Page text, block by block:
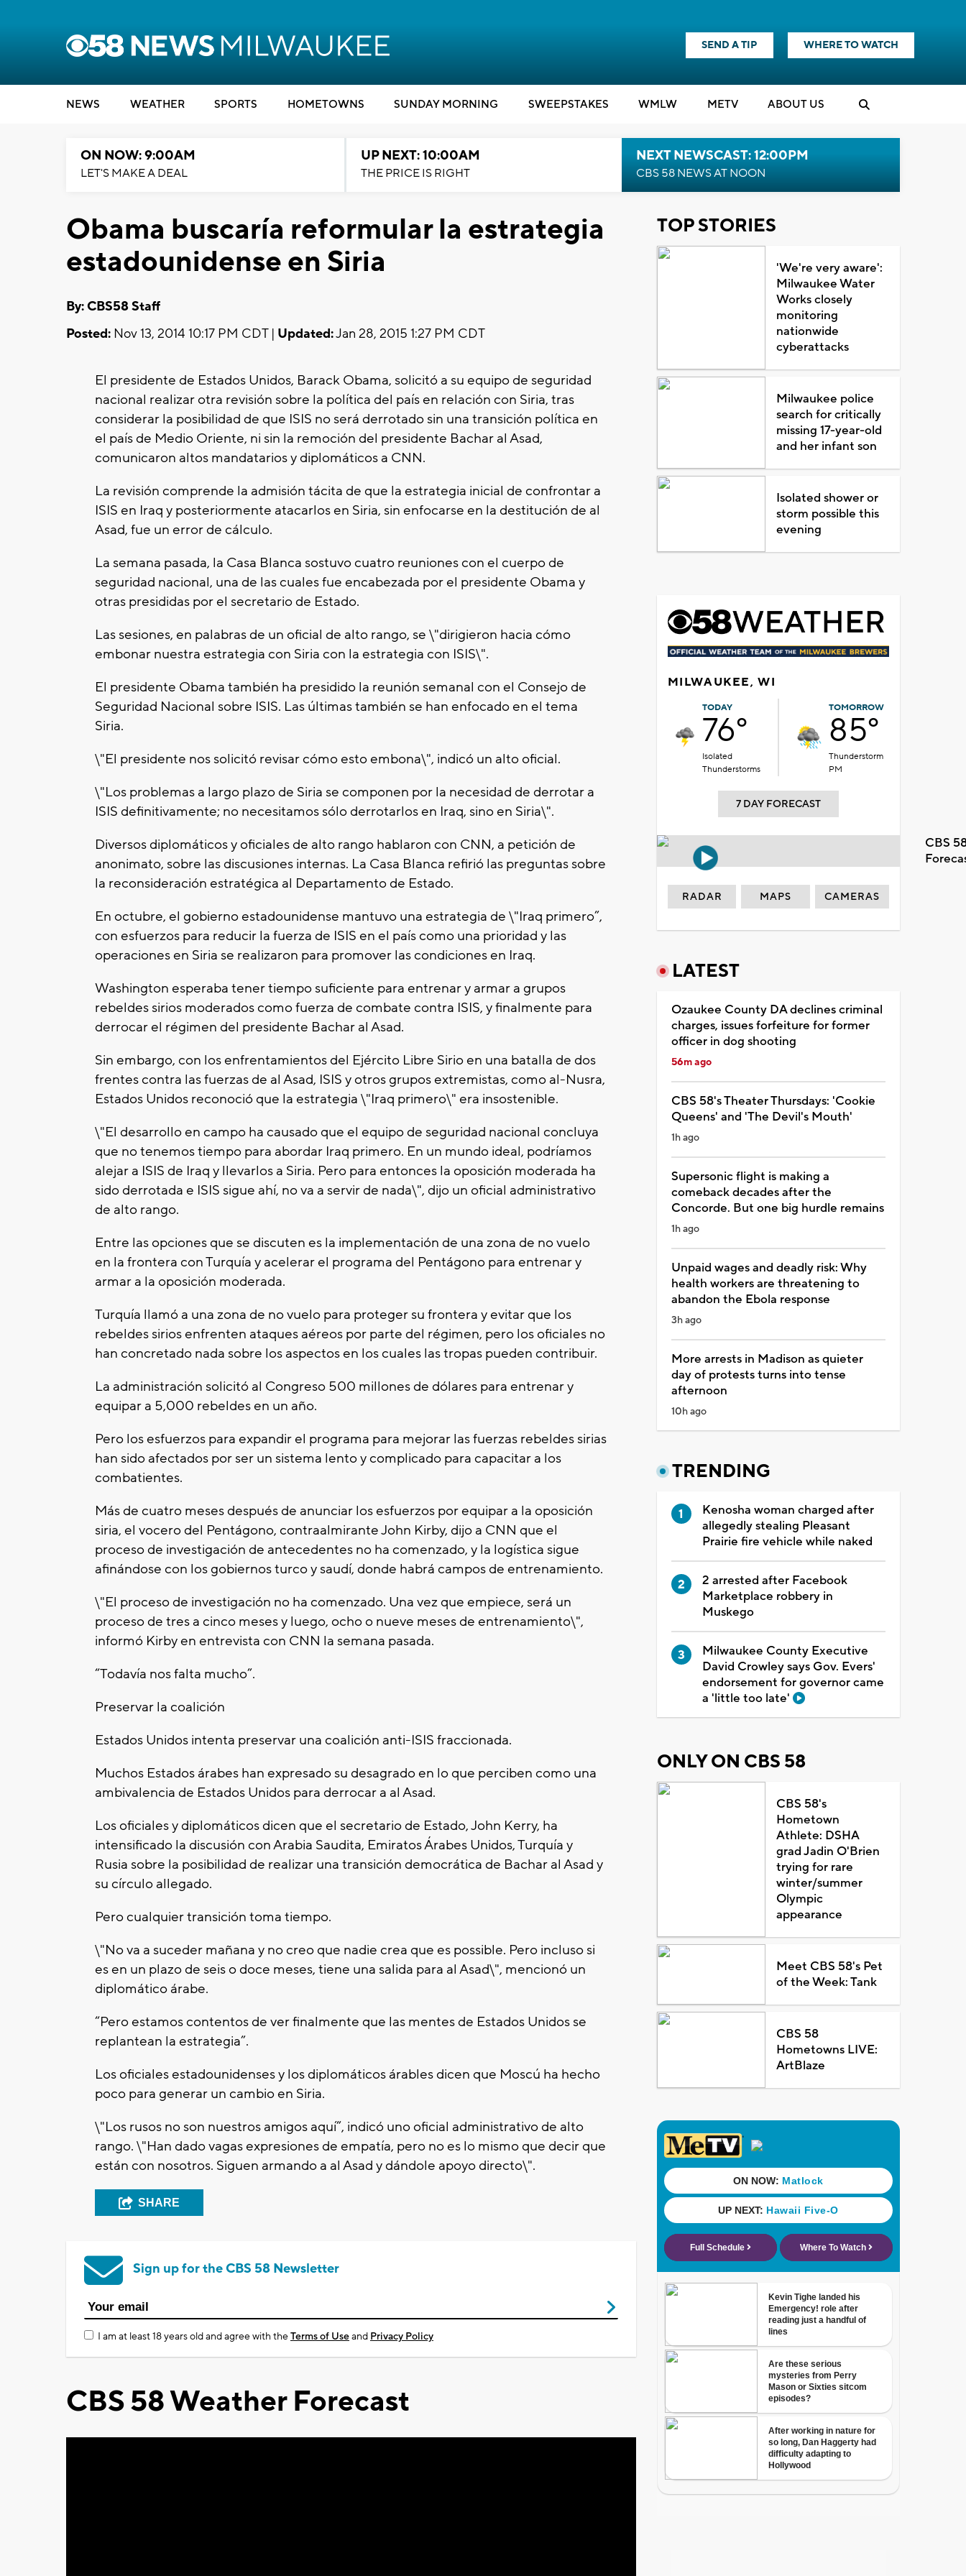
SEND A TIP WHERE TO WATCH
NEWS WEATHER SPORTS HOMETOWNS SUNDAY MORNING SWEEPSTAKES WMLW METV ABOUT US
ON NOW: 9:00AM
LET'S MAKE A DEAL
UP NEXT: 10:00AM
THE PRICE IS RIGHT
NEXT NEWSCAST: 12:00PM
CBS 58 NEWS AT NOON
Obama buscaría reformular la estrategia
estadounidense en Siria
By: CBS58 Staff
Posted: Nov 13, 2014 10:17 PM CDT | Updated:Jan 28, 2015 1:27 PM CDT
El presidente de Estados Unidos, Barack Obama, solicitó a su equipo de seguridad
nacional realizar otra revisión sobre la política del país en relación con Siria, tras
considerar la posibilidad de que ISIS no será derrotado sin una transición política en
el país de Medio Oriente, ni sin la remoción del presidente Bachar al Asad,
comunicaron altos mandatarios y diplomáticos a CNN.
La revisión comprende la admisión tácita de que la estrategia inicial de confrontar a
ISIS en Iraq y posteriormente atacarlos en Siria, sin enfocarse en la destitución de al
Asad, fue un error de cálculo.
La semana pasada, la Casa Blanca sostuvo cuatro reuniones con el cuerpo de
seguridad nacional, una de las cuales fue encabezada por el presidente Obama y
otras presididas por el secretario de Estado.
Las sesiones, en palabras de un oficial de alto rango, se \"dirigieron hacia cómo
embonar nuestra estrategia con Siria con la estrategia con ISIS\".
El presidente Obama también ha presidido la reunión semanal con el Consejo de
Seguridad Nacional sobre ISIS. Las últimas también se han enfocado en el tema
Siria.
\"El presidente nos solicitó revisar cómo esto embona\", indicó un alto oficial.
\"Los problemas a largo plazo de Siria se componen por la necesidad de derrotar a
ISIS definitivamente; no necesitamos sólo derrotarlos en Iraq, sino en Siria\".
Diversos diplomáticos y oficiales de alto rango hablaron con CNN, a petición de
anonimato, sobre las discusiones internas. La Casa Blanca refirió las preguntas sobre
la reconsideración estratégica al Departamento de Estado.
En octubre, el gobierno estadounidense mantuvo una estrategia de \"Iraq primero”,
con esfuerzos para reducir la fuerza de ISIS en el país como una prioridad y las
operaciones en Siria se realizaron para promover las condiciones en Iraq.
Washington esperaba tener tiempo suficiente para entrenar y armar a grupos
rebeldes sirios moderados como fuerza de combate contra ISIS, y finalmente para
derrocar el régimen del presidente Bachar al Asad.
Sin embargo, con los enfrentamientos del Ejército Libre Sirio en una batalla de dos
frentes contra las fuerzas de al Asad, ISIS y otros grupos extremistas, como al-Nusra,
Estados Unidos reconoció que la estrategia \"Iraq primero\" era insostenible.
\"El desarrollo en campo ha causado que el equipo de seguridad nacional concluya
que no tenemos tiempo para abordar Iraq primero. En un mundo ideal, podríamos
alejar a ISIS de Iraq y llevarlos a Siria. Pero para entonces la oposición moderada ha
sido derrotada e ISIS sigue ahí, no va a servir de nada\", dijo un oficial administrativo
de alto rango.
Entre las opciones que se discuten es la implementación de una zona de no vuelo
en la frontera con Turquía y acelerar el programa del Pentágono para entrenar y
armar a la oposición moderada.
Turquía llamó a una zona de no vuelo para proteger su frontera y evitar que los
rebeldes sirios enfrenten ataques aéreos por parte del régimen, pero los oficiales no
han concretado nada sobre los aspectos en los cuales las tropas pueden contribuir.
La administración solicitó al Congreso 500 millones de dólares para entrenar y
equipar a 5,000 rebeldes en un año.
Pero los esfuerzos para expandir el programa para mejorar las fuerzas rebeldes sirias
han sido afectados por ser un sistema lento y complicado para capacitar a los
combatientes.
Más de cuatro meses después de anunciar los esfuerzos por equipar a la oposición
siria, el vocero del Pentágono, contraalmirante John Kirby, dijo a CNN que el
proceso de investigación de antecedentes no ha comenzado, y la logística sigue
afinándose con los gobiernos turco y saudí, donde habrá campos de entrenamiento.
\"El proceso de investigación no ha comenzado. Una vez que empiece, será un
proceso de tres a cinco meses y luego, ocho o nueve meses de entrenamiento\",
informó Kirby en entrevista con CNN la semana pasada.
“Todavía nos falta mucho”.
Preservar la coalición
Estados Unidos intenta preservar una coalición anti-ISIS fraccionada.
Muchos Estados árabes han expresado su desagrado en lo que perciben como una
ambivalencia de Estados Unidos para derrocar a al Asad.
Los oficiales y diplomáticos dicen que el secretario de Estado, John Kerry, ha
intensificado la discusión con Arabia Saudita, Emiratos Árabes Unidos, Turquía y
Rusia sobre la posibilidad de realizar una transición democrática de Bachar al Asad y
su círculo allegado.
Pero cualquier transición toma tiempo.
\"No va a suceder mañana y no creo que nadie crea que es possible. Pero incluso si
es en un plazo de seis o doce meses, tiene una salida para al Asad\", mencionó un
diplomático árabe.
“Pero estamos contentos de ver finalmente que las mentes de Estados Unidos se
replantean la estrategia”.
Los oficiales estadounidenses y los diplomáticos árables dicen que Moscú ha hecho
poco para generar un cambio en Siria.
\"Los rusos no son nuestros amigos aquí”, indicó uno oficial administrativo de alto
rango. \"Han dado vagas expresiones de empatía, pero no es lo mismo que decir que
están con nosotros. Siguen armando a al Asad y dándole apoyo directo\".
SHARE
Sign up for the CBS 58 Newsletter
I am at least 18 years old and agree with theTerms of Useand Privacy Policy
CBS 58 Weather Forecast
TOP STORIES
'We're very aware':
Milwaukee Water
Works closely
monitoring
nationwide
cyberattacks
Milwaukee police
search for critically
missing 17-year-old
and her infant son
Isolated shower or
storm possible this
evening
MILWAUKEE, WI
TODAY
76°
Isolated
Thunderstorms
TOMORROW
85°
Thunderstorm
PM
7 DAY FORECAST
CBS
RADAR MAPS CAMERAS
LATEST
Ozaukee County DA declines criminal
charges, issues forfeiture for former
officer in dog shooting
56m ago
CBS 58's Theater Thursdays: 'Cookie
Queens' and 'The Devil's Mouth'
1h ago
Supersonic flight is making a
comeback decades after the
Concorde. But one big hurdle remains
1h ago
Unpaid wages and deadly risk: Why
health workers are threatening to
abandon the Ebola response
3h ago
More arrests in Madison as quieter
day of protests turns into tense
afternoon
10h ago
TRENDING
Kenosha woman charged after
allegedly stealing Pleasant
Prairie fire vehicle while naked
2 arrested after Facebook
Marketplace robbery in
Muskego
Milwaukee County Executive
David Crowley says Gov. Evers'
endorsement for governor came
a 'little too late'
ONLY ON CBS 58
CBS 58's
Hometown
Athlete: DSHA
grad Jadin O'Brien
trying for rare
winter/summer
Olympic
appearance
Meet CBS 58's Pet
of the Week: Tank
CBS 58
Hometowns LIVE:
ArtBlaze